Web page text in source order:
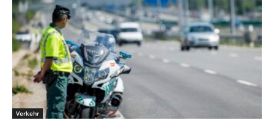
Verkehr